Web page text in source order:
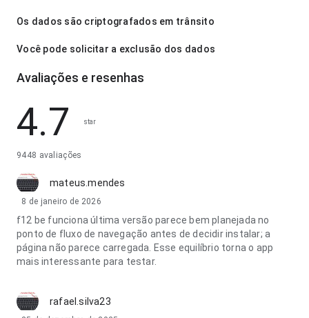
Os dados são criptografados em trânsito
Você pode solicitar a exclusão dos dados
Avaliações e resenhas
4.7 star
9448 avaliações
mateus.mendes
8 de janeiro de 2026
f12 be funciona última versão parece bem planejada no
ponto de fluxo de navegação antes de decidir instalar; a
página não parece carregada. Esse equilíbrio torna o app
mais interessante para testar.
rafael.silva23